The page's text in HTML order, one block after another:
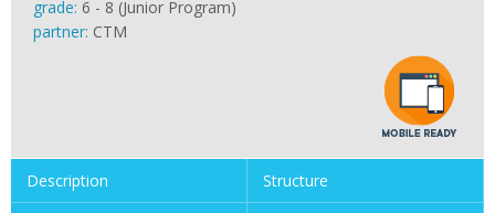
grade: 6 - 8 (Junior Program)
partner: CTM
Description Structure